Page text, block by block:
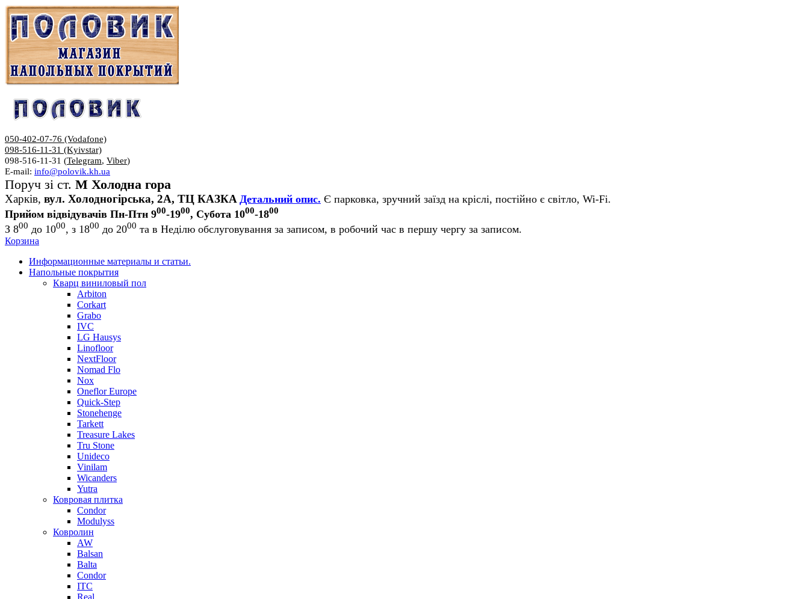
050-402-07-76 (Vodafone)
098-516-11-31 (Kyivstar)
098-516-11-31 (Telegram, Viber)
E-mail: info@polovik.kh.ua
Поруч зі ст. М Холодна гора
Харків, вул. Холодногірська, 2А, ТЦ КАЗКА Детальний опис. Є парковка, зручний заїзд на кріслі, постійно є світло, Wi-Fi.
Прийом відвідувачів Пн-Птн 900-1900, Субота 1000-1800
З 800 до 1000, з 1800 до 2000 та в Неділю обслуговування за записом, в робочий час в першу чергу за записом.
Корзина
Информационные материалы и статьи.
Напольные покрытия
Кварц виниловый пол
Arbiton
Corkart
Grabo
IVC
LG Hausys
Linofloor
NextFloor
Nomad Flo
Nox
Oneflor Europe
Quick-Step
Stonehenge
Tarkett
Treasure Lakes
Tru Stone
Unideco
Vinilam
Wicanders
Yutra
Ковровая плитка
Condor
Modulyss
Ковролин
AW
Balsan
Balta
Condor
ITC
Real